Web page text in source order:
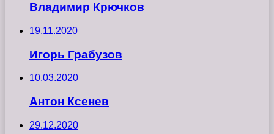
Владимир Крючков
19.11.2020
Игорь Грабузов
10.03.2020
Антон Ксенев
29.12.2020